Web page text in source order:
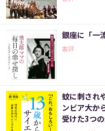
銀座に「一
書評
蚊に刺され
ンビア大か
受けた3つ